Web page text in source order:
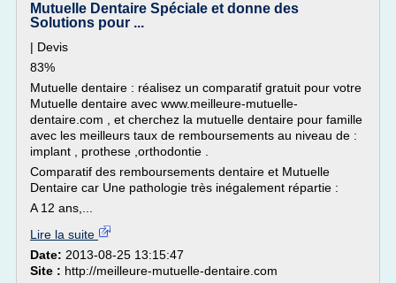
Mutuelle Dentaire Spéciale et donne des
Solutions pour ...
| Devis
83%
Mutuelle dentaire : réalisez un comparatif gratuit pour votre
Mutuelle dentaire avec www.meilleure-mutuelle-
dentaire.com , et cherchez la mutuelle dentaire pour famille
avec les meilleurs taux de remboursements au niveau de :
implant , prothese ,orthodontie .
Comparatif des remboursements dentaire et Mutuelle
Dentaire car Une pathologie très inégalement répartie :
A 12 ans,...
Lire la suite
Date: 2013-08-25 13:15:47
Site : http://meilleure-mutuelle-dentaire.com